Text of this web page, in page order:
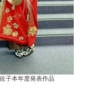
子本年度発表作品